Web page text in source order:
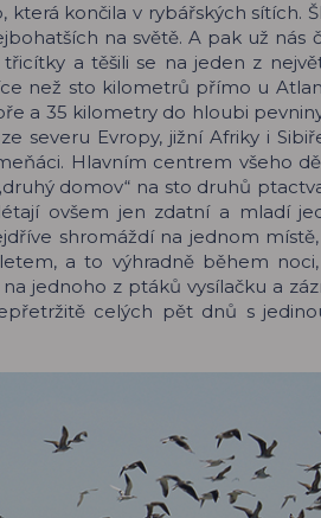
končila v rybářských sítích.
na světě. A pak už nás
a těšili se na jeden z
než sto kilometrů přímo u
a 35 kilometry do hloubi
severu Evropy, jižní Afriky i
Hlavním centrem všeho
domov“ na sto druhů
ovšem jen zdatní a mladí
shromáždí na jednom
a to výhradně během
jednoho z ptáků vysílačku a
celých pět dnů s